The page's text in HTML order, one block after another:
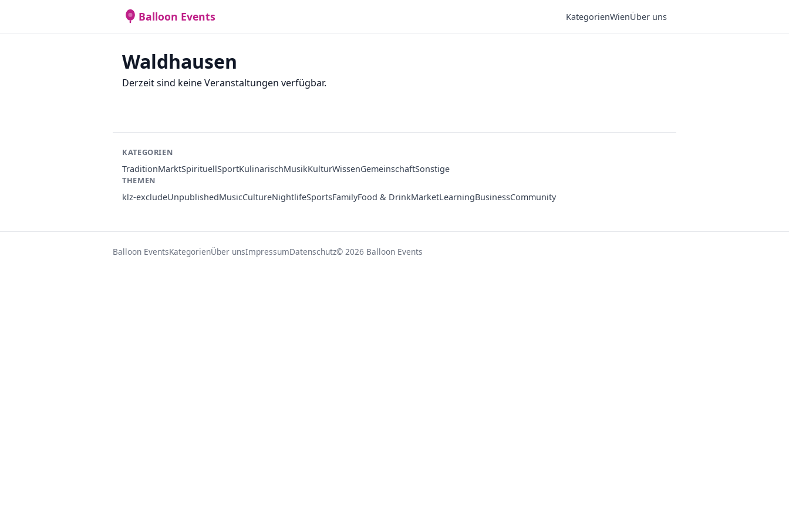
Balloon Events KategorienWienÜber uns
Waldhausen
Derzeit sind keine Veranstaltungen verfügbar.
KATEGORIEN
TraditionMarktSpirituellSportKulinarischMusikKulturWissenGemeinschaftSonstige
THEMEN
klz-excludeUnpublishedMusicCultureNightlifeSportsFamilyFood & DrinkMarketLearningBusinessCommunity
Balloon EventsKategorienÜber unsImpressumDatenschutz© 2026 Balloon Events